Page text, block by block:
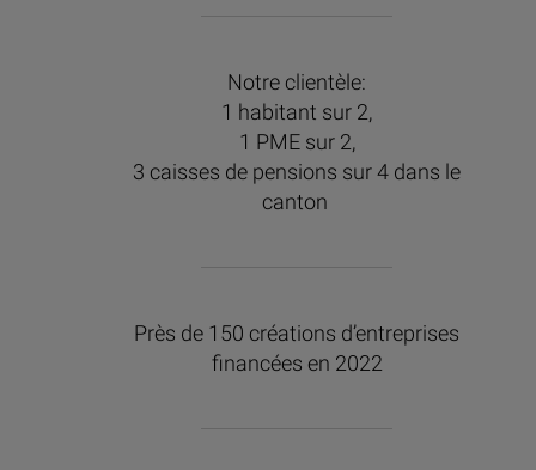
Notre clientèle:
1 habitant sur 2,
1 PME sur 2,
3 caisses de pensions sur 4 dans le
canton
Près de 150 créations d’entreprises
financées en 2022